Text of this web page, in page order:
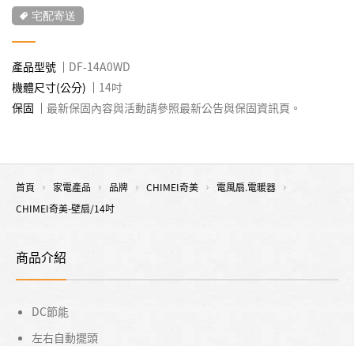
宅配寄送
產品型號
DF-14A0WD
機體尺寸(公分)
14吋
保固
最新保固內容與活動請參照最新公告與保固資訊頁。
首頁 家電產品 品牌 CHIMEI奇美
電風扇.電暖器
CHIMEI奇美-壁扇/14吋
商品介紹
DC節能
左右自動擺頭